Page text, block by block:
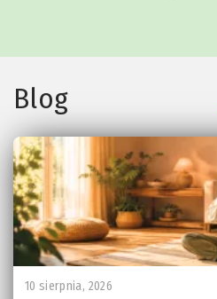
Blog
10 sierpnia, 2026